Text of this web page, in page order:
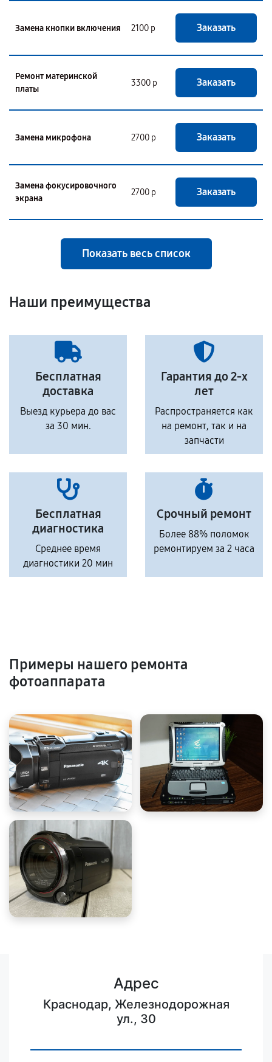
Замена кнопки включения 2100 р Заказать
Ремонт материнской
платы
3300 р Заказать
Замена микрофона 2700 р Заказать
Замена фокусировочного
экрана
2700 р Заказать
Показать весь список
Наши преимущества
Бесплатная
доставка
Выезд курьера до вас
за 30 мин.
Гарантия до 2-х
лет
Распространяется как
на ремонт, так и на
запчасти
Бесплатная
диагностика
Среднее время
диагностики 20 мин
Срочный ремонт
Более 88% поломок
ремонтируем за 2 часа
Примеры нашего ремонта
фотоаппарата
Адрес
Краснодар, Железнодорожная
ул., 30